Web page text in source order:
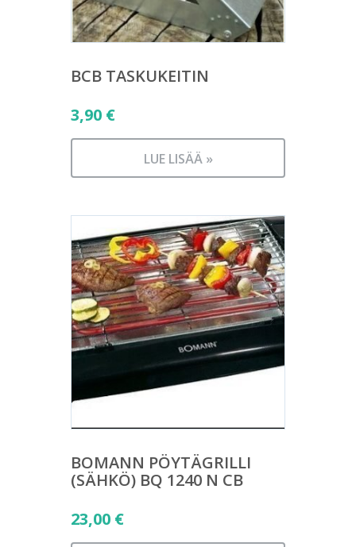
BCB TASKUKEITIN
3,90 €
LUE LISÄÄ »
BOMANN PÖYTÄGRILLI
(SÄHKÖ) BQ 1240 N CB
23,00 €